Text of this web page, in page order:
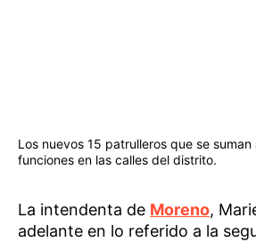
Los nuevos 15 patrulleros que se
funciones en las calles del distrito.
La intendenta de Moreno,
adelante en lo referido a la